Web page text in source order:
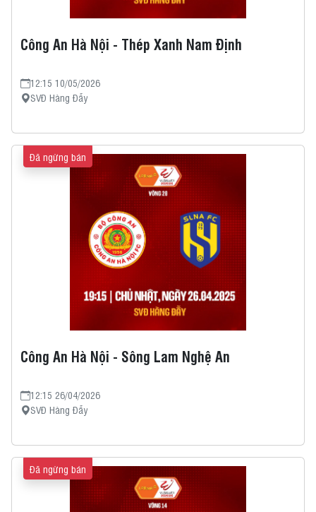
Công An Hà Nội - Thép Xanh Nam Định
12:15 10/05/2026
SVĐ Hàng Đẫy
Công An Hà Nội - Sông Lam Nghệ An
12:15 26/04/2026
SVĐ Hàng Đẫy
Đã ngừng bán
Đã ngừng bán